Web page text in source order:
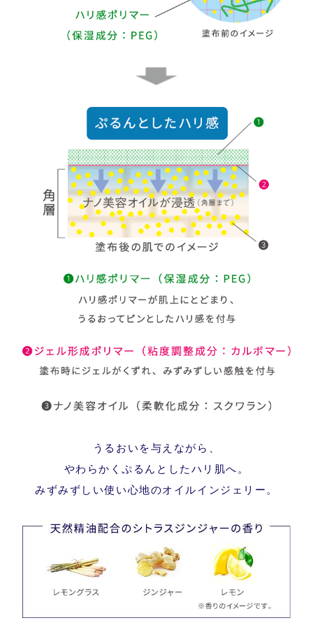
うるおいを与えながら、
やわらかくぷるんとしたハリ肌へ。
みずみずしい使い心地のオイルインジェリー。